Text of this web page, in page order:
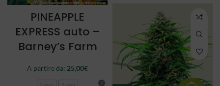
PINEAPPLE
EXPRESS auto –
Barney’s Farm
A partire da: 25,00€